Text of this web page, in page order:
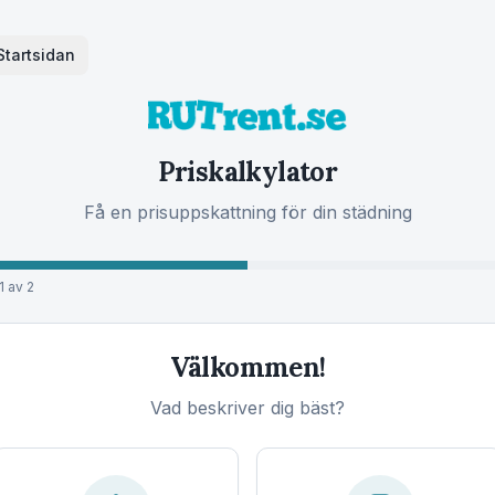
Priskalkylator
Få en prisuppskattning för din städning
1 av 2
Välkommen!
Vad beskriver dig bäst?